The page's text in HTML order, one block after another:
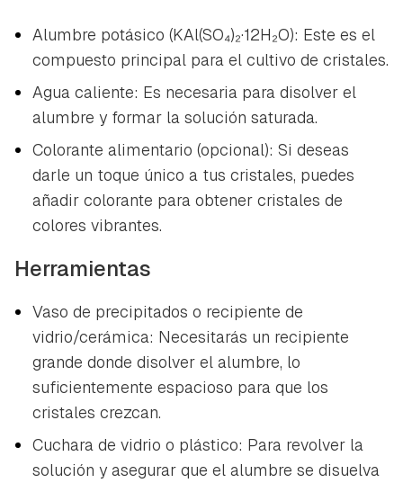
Alumbre potásico (KAl(SO₄)₂·12H₂O): Este es el
compuesto principal para el cultivo de cristales.
Agua caliente: Es necesaria para disolver el
alumbre y formar la solución saturada.
Colorante alimentario (opcional): Si deseas
darle un toque único a tus cristales, puedes
añadir colorante para obtener cristales de
colores vibrantes.
Herramientas
Vaso de precipitados o recipiente de
vidrio/cerámica: Necesitarás un recipiente
grande donde disolver el alumbre, lo
suficientemente espacioso para que los
cristales crezcan.
Cuchara de vidrio o plástico: Para revolver la
solución y asegurar que el alumbre se disuelva